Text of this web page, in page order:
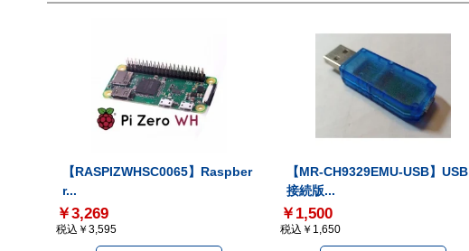
【RASPIZWHSC0065】Raspber
r...
￥3,269
税込￥3,595
【MR-CH9329EMU-USB】USB
接続版...
￥1,500
税込￥1,650